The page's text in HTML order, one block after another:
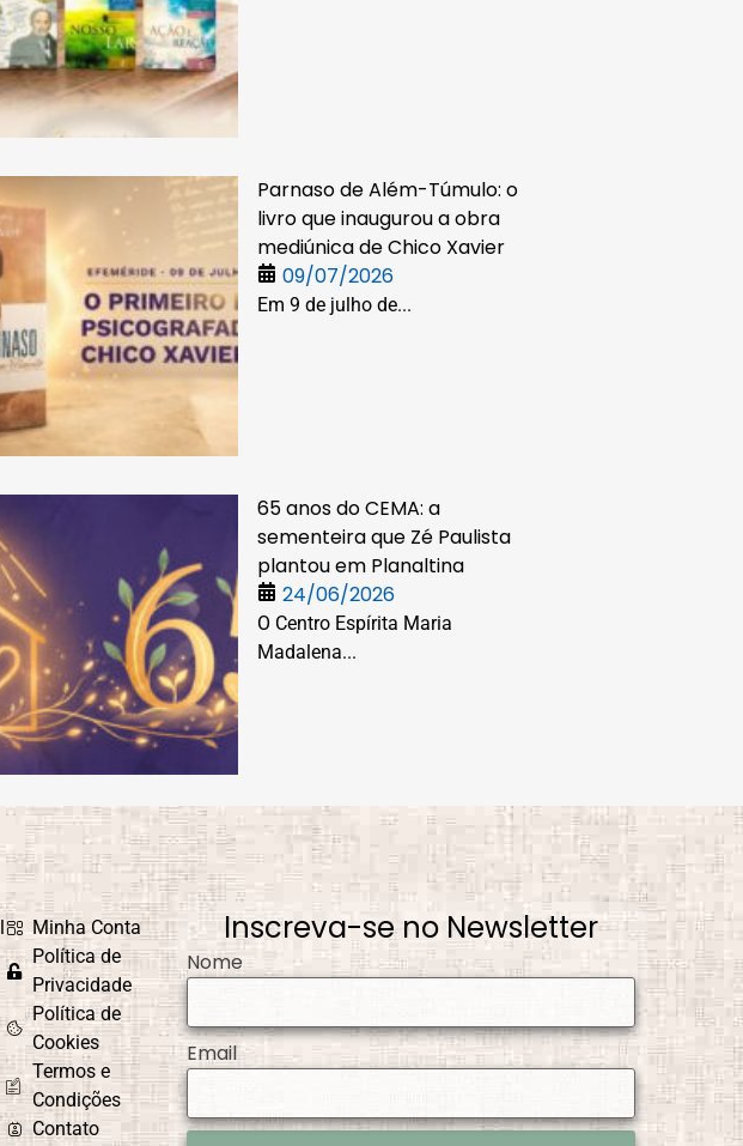
Parnaso de Além-Túmulo: o
livro que inaugurou a obra
mediúnica de Chico Xavier
09/07/2026
Em 9 de julho de...
65 anos do CEMA: a
sementeira que Zé Paulista
plantou em Planaltina
24/06/2026
O Centro Espírita Maria
Madalena...
Minha Conta
Política de
Privacidade
Política de
Cookies
Termos e
Condições
Contato
Inscreva-se no Newsletter
Nome
Email